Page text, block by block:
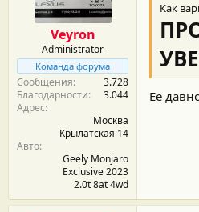
Veyron
Administrator
Команда форума
Сообщения
3.728
Благодарности
3.044
Адрес
Москва
Крылатская 14
Авто
Geely Monjaro
Exclusive 2023
2.0t 8at 4wd
Как
Ее